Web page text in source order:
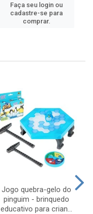
Faça seu login ou
cadastre-se para
comprar.
Jogo quebra-gelo do
pinguim - brinquedo
educativo para crian...